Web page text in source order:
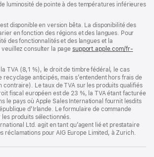
luminosité de pointe à des températures inférieures
disponible en version bêta. La disponibilité des
en fonction des régions et des langues. Pour
des fonctionnalités et des langues et la
consulter la pagesupport.apple.com/fr-
TVA (8,1 %), le droit de timbre fédéral, le cas
recyclage anticipés, mais s’entendent hors frais de
contraire). Le taux de TVA sur les produits qualifiés
fiscal européen est de 23 %, la TVA étant facturée
le pays où Apple Sales International fournit lesdits
d’Irlande. Le formulaire de commande
les produits sélectionnés.
Ltd. agit en tant qu’agent lié et prestataire
réclamations pour AIG Europe Limited, à Zurich.